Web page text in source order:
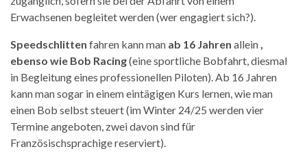
Erwachsenen begleitet werden (wer engagiert sich?).
Speedschlitten fahren kann man ab 16 Jahren allein
ebenso wie Bob Racing(eine sportliche Bobfahrt, diesmal
in Begleitung eines professionellen Piloten). Ab 16 Jahren
kann man sogar in einem eintägigen Kurs lernen, wie man
einen Bob selbst steuert (im Winter 24/25 werden vier
Termine angeboten, zwei davon sind für
Französischsprachige reserviert).